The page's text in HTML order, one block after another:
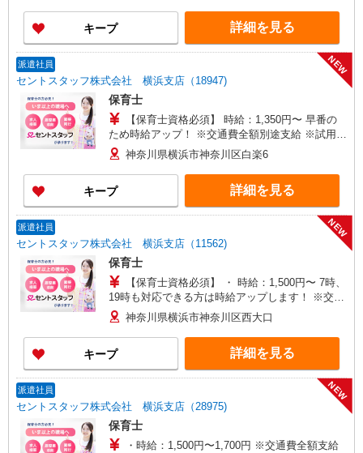
キープ 詳細を見る
派遣社員
セントスタッフ株式会社 横浜支店（18947)
NEW
保育士
【保育士資格必須】 時給：1,350円〜 早番の
ため時給アップ！ ※交通費全額別途支給 ※試用期
間なし ※雇用期間の定めあり ※給与幅は経験・能
力による
神奈川県横浜市神奈川区白楽6
キープ 詳細を見る
派遣社員
セントスタッフ株式会社 横浜支店（11562)
NEW
保育士
【保育士資格必須】 ・ 時給：1,500円〜 7時、
19時も対応できる方は時給アップします！ ※交通
費全額別途支給 ※試用期間なし ※雇用期間の定め
あり ※給与幅は経験・能力による
神奈川県横浜市神奈川区西大口
キープ 詳細を見る
派遣社員
セントスタッフ株式会社 横浜支店（28975)
NEW
保育士
・時給：1,500円〜1,700円 ※交通費全額支給